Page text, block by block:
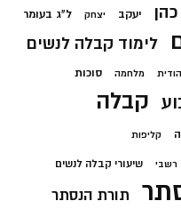
כהן יעקב יצחק ל"ג בעומר
לימוד קבלה לנשים
מלחמה סוכות
קבלה
קליפות
רשבי שיעורי קבלה לנשים
תורת הנסתר